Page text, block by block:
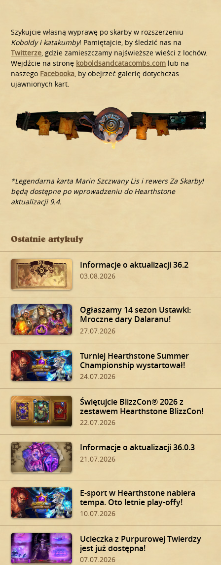
Szykujcie własną wyprawę po skarby w rozszerzeniu
Koboldy i katakumby! Pamiętajcie, by śledzić nas na
Twitterze, gdzie zamieszczamy najświeższe wieści z lochów.
Wejdźcie na stronę koboldsandcatacombs.com lub na
naszego Facebooka, by obejrzeć galerię dotychczas
ujawnionych kart.
*Legendarna karta Marin Szczwany Lis i rewers Za Skarby!
będą dostępne po wprowadzeniu do Hearthstone
aktualizacji 9.4.
Ostatnie artykuły
Informacje o aktualizacji 36.2
03.08.2026
Ogłaszamy 14 sezon Ustawki:
Mroczne dary Dalaranu!
27.07.2026
Turniej Hearthstone Summer
Championship wystartował!
24.07.2026
Świętujcie BlizzCon® 2026 z
zestawem Hearthstone BlizzCon!
22.07.2026
Informacje o aktualizacji 36.0.3
21.07.2026
E-sport w Hearthstone nabiera
tempa. Oto letnie play-offy!
10.07.2026
Ucieczka z Purpurowej Twierdzy
jest już dostępna!
07.07.2026